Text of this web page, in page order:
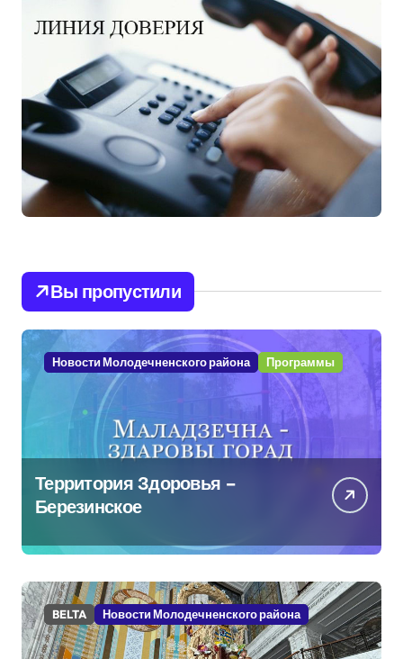
Вы пропустили
Новости Молодечненского района Программы
Территория Здоровья –
Березинское
BELTA Новости Молодечненского района